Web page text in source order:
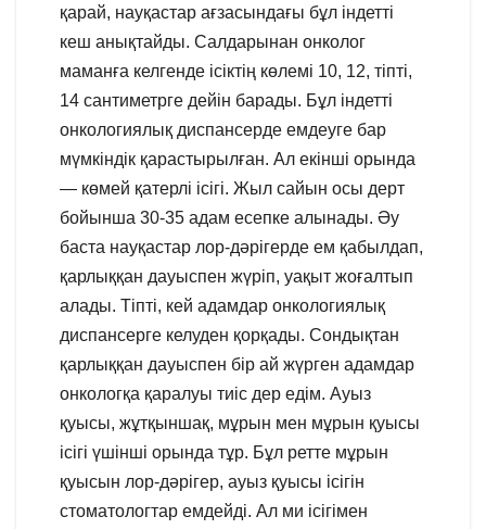
қарай, науқастар ағзасындағы бұл індетті
кеш анықтайды. Салдарынан онколог
маманға келгенде ісіктің көлемі 10, 12, тіпті,
14 сантиметрге дейін барады. Бұл індетті
онкологиялық диспансерде емдеуге бар
мүмкіндік қарастырылған. Ал екінші орында
— көмей қатерлі ісігі. Жыл сайын осы дерт
бойынша 30-35 адам есепке алынады. Әу
баста науқастар лор-дәрігерде ем қабылдап,
қарлыққан дауыспен жүріп, уақыт жоғалтып
алады. Тіпті, кей адамдар онкологиялық
диспансерге келуден қорқады. Сондықтан
қарлыққан дауыспен бір ай жүрген адамдар
онкологқа қаралуы тиіс дер едім. Ауыз
қуысы, жұтқыншақ, мұрын мен мұрын қуысы
ісігі үшінші орында тұр. Бұл ретте мұрын
қуысын лор-дәрігер, ауыз қуысы ісігін
стоматологтар емдейді. Ал ми ісігімен